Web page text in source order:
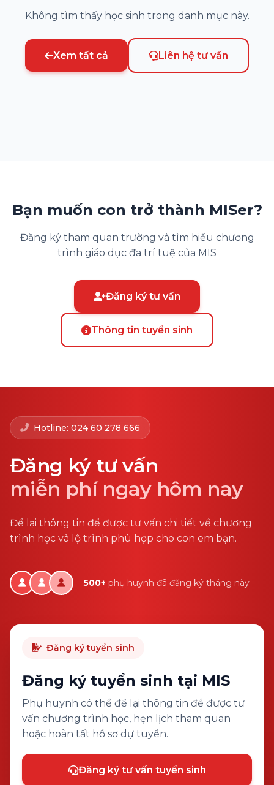
Không tìm thấy học sinh trong danh mục này.
Xem tất cả Liên hệ tư vấn
Bạn muốn con trở thành MISer?
Đăng ký tham quan trường và tìm hiểu chương
trình giáo dục đa trí tuệ của MIS
Đăng ký tư vấn
Thông tin tuyển sinh
Hotline: 024 60 278 666
Đăng ký tư vấn
miễn phí ngay hôm nay
Để lại thông tin để được tư vấn chi tiết về chương
trình học và lộ trình phù hợp cho con em bạn.
500+ phụ huynh đã đăng ký tháng này
Đăng ký tuyển sinh
Đăng ký tuyển sinh tại MIS
Phụ huynh có thể để lại thông tin để được tư
vấn chương trình học, hẹn lịch tham quan
hoặc hoàn tất hồ sơ dự tuyển.
Đăng ký tư vấn tuyển sinh